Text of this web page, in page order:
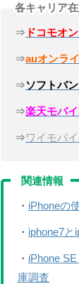
各キャリア
⇒ ドコモオ
⇒auオンラ
⇒ソフトバ
⇒楽天モバ
⇒ワイモバ
関連情報
・ iPhoneの
・ iphone7
・ iPhone
庫調査